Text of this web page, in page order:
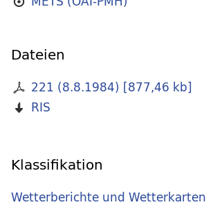
Dateien
221 (8.8.1984) [877,46 kb]
RIS
Klassifikation
Wetterberichte und Wetterkarten